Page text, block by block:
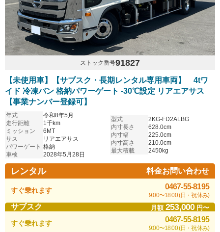
ストック番号91827
【未使用車】【サブスク・長期レンタル専用車両】 4tワ
イド 冷凍バン 格納パワーゲート -30℃設定 リアエアサス
【事業ナンバー登録可】
年式
令和8年5月
走行距離
1千km
ミッション
6MT
サス
リアエアサス
パワーゲート 格納
車検
2028年5月28日
型式
2KG-FD2ALBG
内寸長さ
628.0cm
内寸幅
225.0cm
内寸高さ
210.0cm
最大積載
2450kg
レンタル 料金お問い合わせ
すぐ乗れます 0467-55-8195
9:00〜18:00 (日・祝休み)
サブスク 月額253,000円〜
すぐ乗れます 0467-55-8195
9:00〜18:00 (日・祝休み)